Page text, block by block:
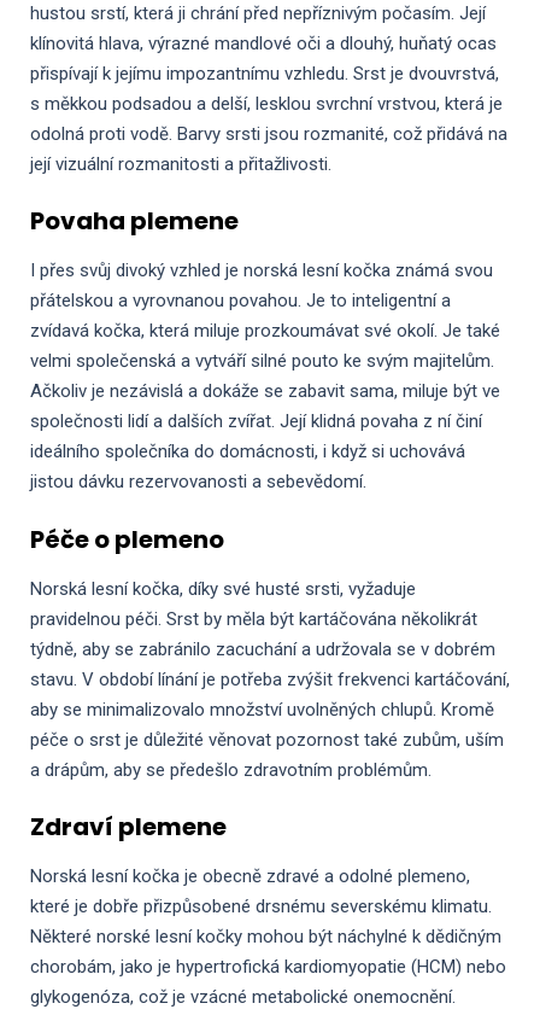
hustou srstí, která ji chrání před nepříznivým počasím. Její
klínovitá hlava, výrazné mandlové oči a dlouhý, huňatý ocas
přispívají k jejímu impozantnímu vzhledu. Srst je dvouvrstvá,
s měkkou podsadou a delší, lesklou svrchní vrstvou, která je
odolná proti vodě. Barvy srsti jsou rozmanité, což přidává na
její vizuální rozmanitosti a přitažlivosti.
Povaha plemene
I přes svůj divoký vzhled je norská lesní kočka známá svou
přátelskou a vyrovnanou povahou. Je to inteligentní a
zvídavá kočka, která miluje prozkoumávat své okolí. Je také
velmi společenská a vytváří silné pouto ke svým majitelům.
Ačkoliv je nezávislá a dokáže se zabavit sama, miluje být ve
společnosti lidí a dalších zvířat. Její klidná povaha z ní činí
ideálního společníka do domácnosti, i když si uchovává
jistou dávku rezervovanosti a sebevědomí.
Péče o plemeno
Norská lesní kočka, díky své husté srsti, vyžaduje
pravidelnou péči. Srst by měla být kartáčována několikrát
týdně, aby se zabránilo zacuchání a udržovala se v dobrém
stavu. V období línání je potřeba zvýšit frekvenci kartáčování,
aby se minimalizovalo množství uvolněných chlupů. Kromě
péče o srst je důležité věnovat pozornost také zubům, uším
a drápům, aby se předešlo zdravotním problémům.
Zdraví plemene
Norská lesní kočka je obecně zdravé a odolné plemeno,
které je dobře přizpůsobené drsnému severskému klimatu.
Některé norské lesní kočky mohou být náchylné k dědičným
chorobám, jako je hypertrofická kardiomyopatie (HCM) nebo
glykogenóza, což je vzácné metabolické onemocnění.